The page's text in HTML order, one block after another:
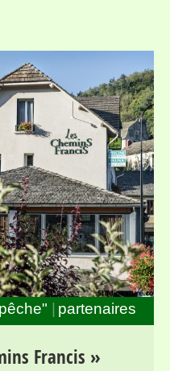
dans la haute
et Margeride, au bord
partenaires
Francis »